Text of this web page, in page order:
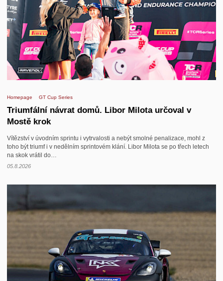
Homepage GT Cup Series
Triumfální návrat domů. Libor Milota určoval v
Mostě krok
Vítězství v úvodním sprintu i vytrvalosti a nebýt smolné penalizace, mohl z
toho být triumf i v nedělním sprintovém klání. Libor Milota se po třech letech
na skok vrátil do…
05.8.2026